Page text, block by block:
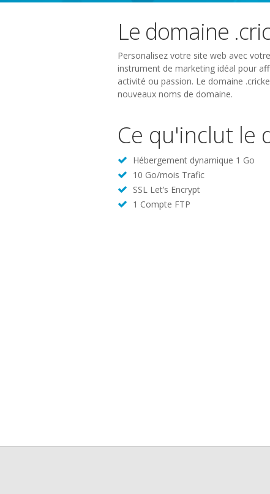
Le domaine
Personalisez votre site web avec
instrument de marketing idéal pour
activité ou passion. Le domaine
nouveaux noms de domaine.
Ce qu'inclut le
Hébergement dynamique 1 Go
10 Go/mois Trafic
SSL Let’s Encrypt
1 Compte FTP